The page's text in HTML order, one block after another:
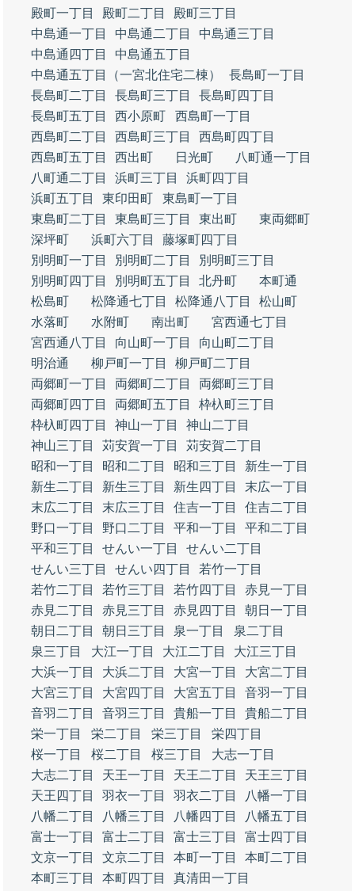
殿町一丁目
殿町二丁目
殿町三丁目
中島通一丁目
中島通二丁目
中島通三丁目
中島通四丁目
中島通五丁目
中島通五丁目（一宮北住宅二棟）
長島町一丁目
長島町二丁目
長島町三丁目
長島町四丁目
長島町五丁目
西小原町
西島町一丁目
西島町二丁目
西島町三丁目
西島町四丁目
西島町五丁目
西出町 日光町
八町通一丁目
八町通二丁目
浜町三丁目
浜町四丁目
浜町五丁目
東印田町
東島町一丁目
東島町二丁目
東島町三丁目 東出町
東両郷町
深坪町
浜町六丁目
藤塚町四丁目
別明町一丁目
別明町二丁目
別明町三丁目
別明町四丁目
別明町五丁目 北丹町
本町通
松島町
松降通七丁目 松降通八丁目
松山町
水落町
水附町 南出町
宮西通七丁目
宮西通八丁目
向山町一丁目
向山町二丁目
明治通
柳戸町一丁目
柳戸町二丁目
両郷町一丁目
両郷町二丁目
両郷町三丁目
両郷町四丁目
両郷町五丁目
枠杁町三丁目
枠杁町四丁目
神山一丁目
神山二丁目
神山三丁目
苅安賀一丁目
苅安賀二丁目
昭和一丁目
昭和二丁目 昭和三丁目
新生一丁目
新生二丁目
新生三丁目 新生四丁目
末広一丁目
末広二丁目
末広三丁目 住吉一丁目
住吉二丁目
野口一丁目
野口二丁目 平和一丁目
平和二丁目
平和三丁目
せんい一丁目
せんい二丁目
せんい三丁目
せんい四丁目
若竹一丁目
若竹二丁目
若竹三丁目 若竹四丁目
赤見一丁目
赤見二丁目
赤見三丁目 赤見四丁目
朝日一丁目
朝日二丁目
朝日三丁目 泉一丁目
泉二丁目
泉三丁目
大江一丁目 大江二丁目
大江三丁目
大浜一丁目
大浜二丁目 大宮一丁目
大宮二丁目
大宮三丁目
大宮四丁目 大宮五丁目
音羽一丁目
音羽二丁目
音羽三丁目 貴船一丁目
貴船二丁目
栄一丁目
栄二丁目 栄三丁目
栄四丁目
桜一丁目
桜二丁目 桜三丁目
大志一丁目
大志二丁目
天王一丁目 天王二丁目
天王三丁目
天王四丁目
羽衣一丁目 羽衣二丁目
八幡一丁目
八幡二丁目
八幡三丁目 八幡四丁目
八幡五丁目
富士一丁目
富士二丁目 富士三丁目
富士四丁目
文京一丁目
文京二丁目 本町一丁目
本町二丁目
本町三丁目
本町四丁目
真清田一丁目